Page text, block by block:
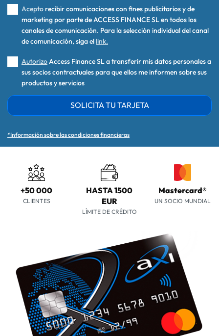
Aceptorecibir comunicaciones con fines publicitarios y de
marketing por parte de ACCESS FINANCE SL en todos los
canales de comunicación. Para la selección individual del canal
de comunicación, siga ellink.
AutorizoAccess Finance SL a transferir mis datos personales a
sus socios contractuales para que ellos me informen sobre sus
productos y servicios
SOLICITA TU TARJETA
*Información sobre las condiciones financieras
+50 000
CLIENTES
HASTA 1500
EUR
LÍMITE DE CRÉDITO
Mastercard®
UN SOCIO MUNDIAL